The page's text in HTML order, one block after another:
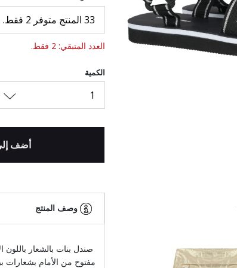
السابق
33 المنتج متوفر 2 فقط.
العدد المتبقي: 2 فقط.
الكمية
1
أضف
وصف المنتج
صندل بنات بالشعار
مفتوح من الأمام بشعارات